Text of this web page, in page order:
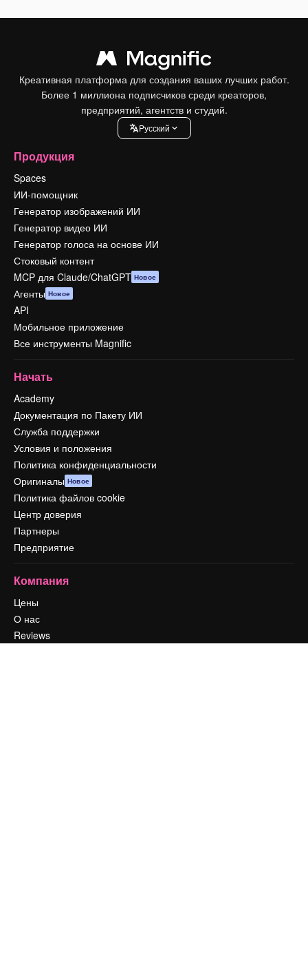
Креативная платформа для создания ваших лучших работ.
Более 1 миллиона подписчиков среди креаторов,
предприятий, агентств и студий.
Pусский
Продукция
Spaces
ИИ-помощник
Генератор изображений ИИ
Генератор видео ИИ
Генератор голоса на основе ИИ
Стоковый контент
MCP для Claude/ChatGPT Новое
Агенты Новое
API
Мобильное приложение
Все инструменты Magnific
Начать
Academy
Документация по Пакету ИИ
Служба поддержки
Условия и положения
Политика конфиденциальности
Оригиналы Новое
Политика файлов cookie
Центр доверия
Партнеры
Предприятие
Компания
Цены
О нас
Reviews